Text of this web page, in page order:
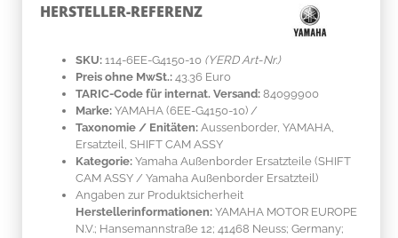
HERSTELLER-REFERENZ
SKU: 114-6EE-G4150-10 (YERD Art-Nr.)
Preis ohne MwSt.: 43.36 Euro
TARIC-Code für internat. Versand: 84099900
Marke: YAMAHA (6EE-G4150-10) /
Taxonomie / Enitäten: Aussenborder, YAMAHA,
Ersatzteil, SHIFT CAM ASSY
Kategorie: Yamaha Außenborder Ersatzteile (SHIFT
CAM ASSY / Yamaha Außenborder Ersatzteil)
Angaben zur Produktsicherheit
Herstellerinformationen: YAMAHA MOTOR EUROPE
N.V.; Hansemannstraße 12; 41468 Neuss; Germany;